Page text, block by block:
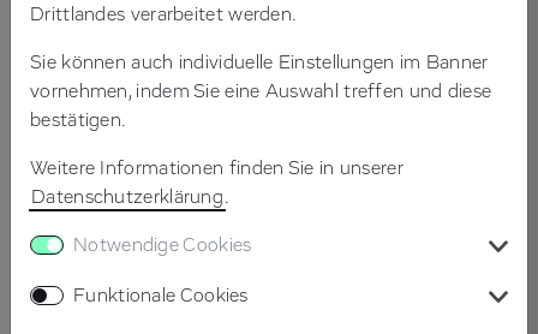
Drittlandes verarbeitet werden.
Sie können auch individuelle Einstellungen im Banner
vornehmen, indem Sie eine Auswahl treffen und diese
bestätigen.
Weitere Informationen finden Sie in unserer
Datenschutzerklärung
Notwendige Cookies
Funktionale Cookies
Das Hertie Institute for Artificial Intelligence in Brain
Institut an der medizinischen Fakultät der Universität
Tübingen. Mit Hilfe von Methoden der Künstlichen
Intelligenz steht die frühe, idealerweise
präsymptomatische Diagnose von Erkrankungen des
Nervensystems und deren Prävention im Vordergrund.
Das Institut ist Teil des Cyber Valley und arbeitet eng
mit dem Tübingen AI Center sowie dem
Perspektiven für die Wissenschaft" zusammen.